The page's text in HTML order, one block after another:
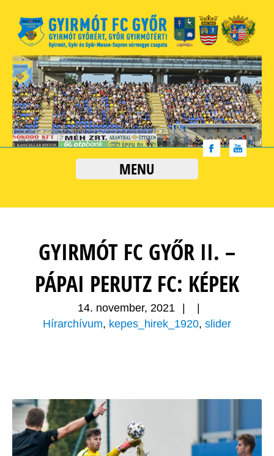
MENU
GYIRMÓT FC GYŐR II. –
PÁPAI PERUTZ FC: KÉPEK
14. november, 2021
Hírarchívum, kepes_hirek_1920, slider